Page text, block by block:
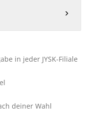

in jeder JYSK-Filiale
deiner Wahl